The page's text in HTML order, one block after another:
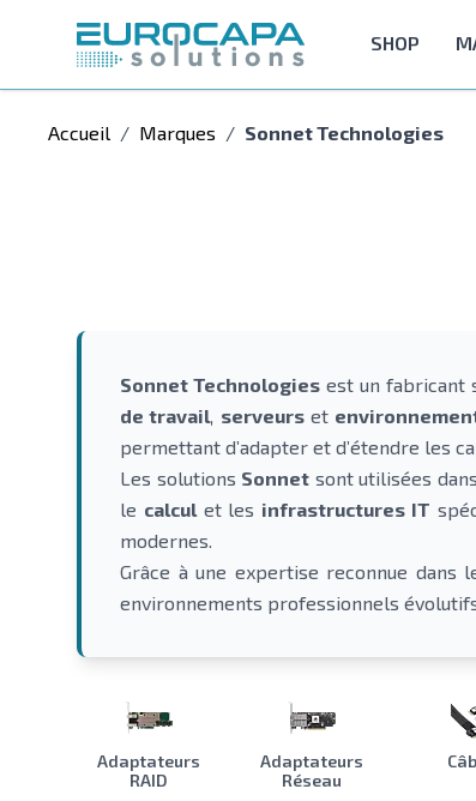
SHOP
Accueil / Marques / Sonnet Technologies
Sonnet Technologiesest un fabricant
de travail, serveurset
permettant d’adapter et d’étendre les
Les solutions Sonnet sont utilisées
le calculet les infrastructures IT
modernes.
Grâce à une expertise reconnue dans
environnements professionnels
Adaptateurs
RAID
Adaptateurs
Réseau